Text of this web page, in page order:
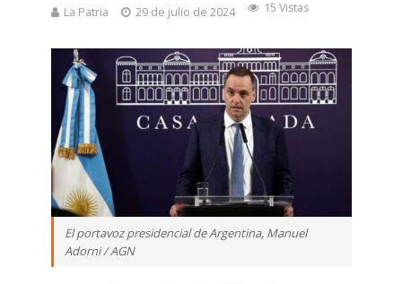
La Patria 29 de julio de 2024 15 Vistas
El portavoz presidencial de Argentina, Manuel
Adorni / AGN